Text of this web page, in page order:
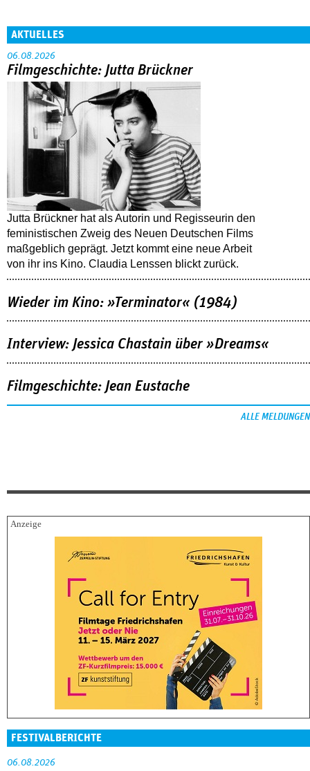
AKTUELLES
06.08.2026
Filmgeschichte: Jutta Brückner
Jutta Brückner hat als Autorin und Regisseurin den
feministischen Zweig des Neuen Deutschen Films
maßgeblich geprägt. Jetzt kommt eine neue Arbeit
von ihr ins Kino. Claudia Lenssen blickt zurück.
Wieder im Kino: »Terminator« (1984)
Interview: Jessica Chastain über »Dreams«
Filmgeschichte: Jean Eustache
ALLE MELDUNGEN
FESTIVALBERICHTE
06.08.2026